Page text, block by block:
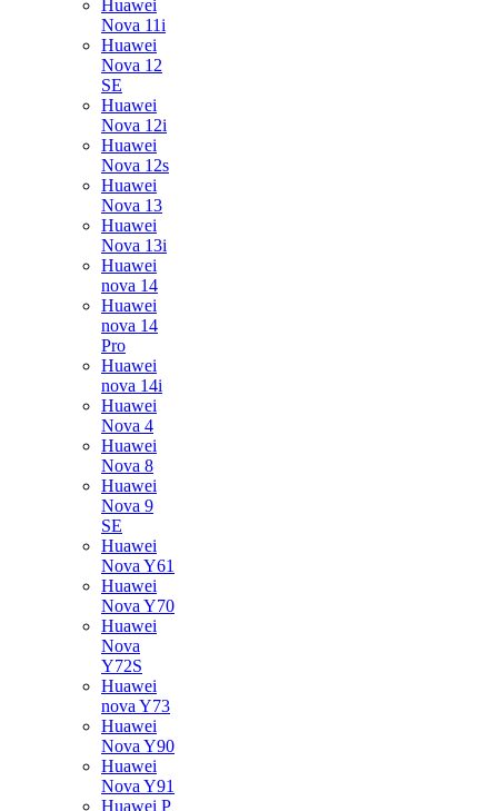
Huawei
Nova 11i
Huawei
Nova 12
SE
Huawei
Nova 12i
Huawei
Nova 12s
Huawei
Nova 13
Huawei
Nova 13i
Huawei
nova 14
Huawei
nova 14
Pro
Huawei
nova 14i
Huawei
Nova 4
Huawei
Nova 8
Huawei
Nova 9
SE
Huawei
Nova Y61
Huawei
Nova Y70
Huawei
Nova
Y72S
Huawei
nova Y73
Huawei
Nova Y90
Huawei
Nova Y91
Huawei P